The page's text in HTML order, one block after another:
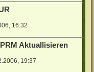
16:32
Aktuallisieren
19:37